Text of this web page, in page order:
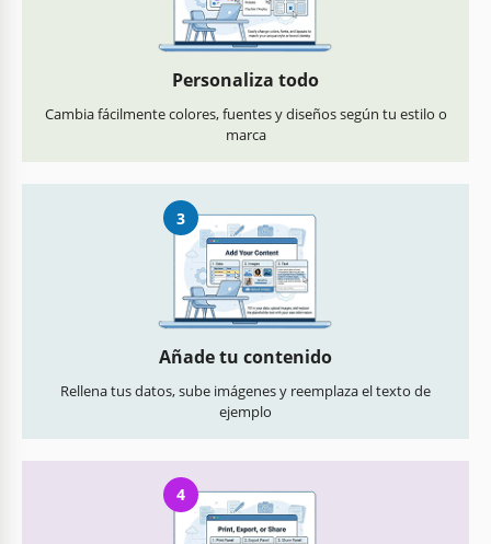
Personaliza todo
Cambia fácilmente colores, fuentes y diseños según tu estilo o
marca
3
Añade tu contenido
Rellena tus datos, sube imágenes y reemplaza el texto de
ejemplo
4